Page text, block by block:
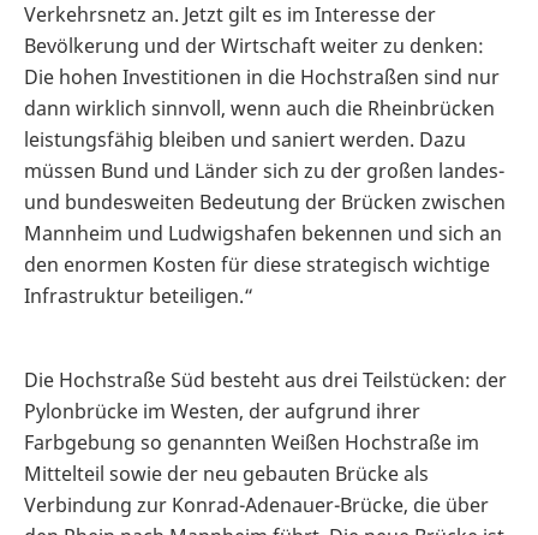
Verkehrsnetz an. Jetzt gilt es im Interesse der
Bevölkerung und der Wirtschaft weiter zu denken:
Die hohen Investitionen in die Hochstraßen sind nur
dann wirklich sinnvoll, wenn auch die Rheinbrücken
leistungsfähig bleiben und saniert werden. Dazu
müssen Bund und Länder sich zu der großen landes-
und bundesweiten Bedeutung der Brücken zwischen
Mannheim und Ludwigshafen bekennen und sich an
den enormen Kosten für diese strategisch wichtige
Infrastruktur beteiligen.“
Die Hochstraße Süd besteht aus drei Teilstücken: der
Pylonbrücke im Westen, der aufgrund ihrer
Farbgebung so genannten Weißen Hochstraße im
Mittelteil sowie der neu gebauten Brücke als
Verbindung zur Konrad-Adenauer-Brücke, die über